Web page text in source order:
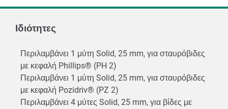
Ιδιότητες
Περιλαμβάνει 1 μύτη Solid, 25 mm, για σταυρόβιδες
με κεφαλή Phillips® (PH 2)
Περιλαμβάνει 1 μύτη Solid, 25 mm, για σταυρόβιδες
με κεφαλή Pozidriv® (PZ 2)
Περιλαμβάνει 4 μύτες Solid, 25 mm, για βίδες με